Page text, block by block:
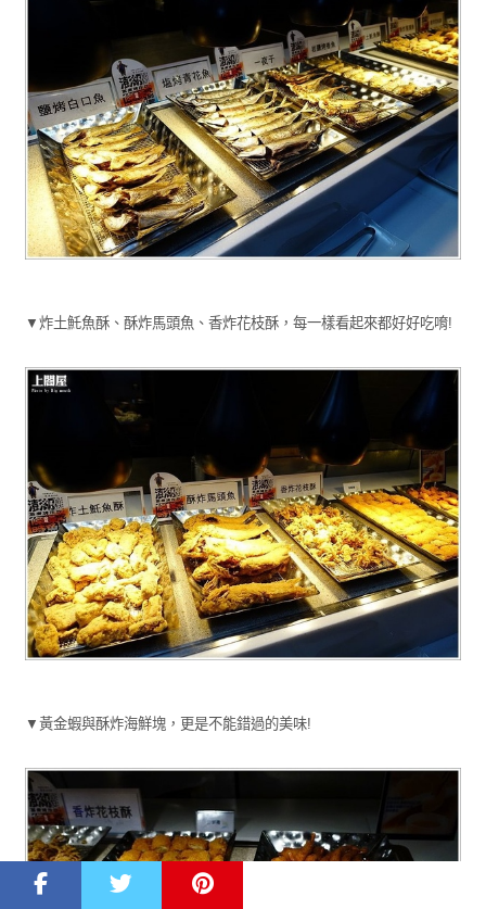
▼炸土魠魚酥、酥炸馬頭魚、香炸花枝酥，每一樣看起來都好好吃唷!
▼黃金蝦與酥炸海鮮塊，更是不能錯過的美味!